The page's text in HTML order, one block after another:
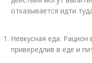
отказывается идти
Невкусная еда.
привередлив в еде и